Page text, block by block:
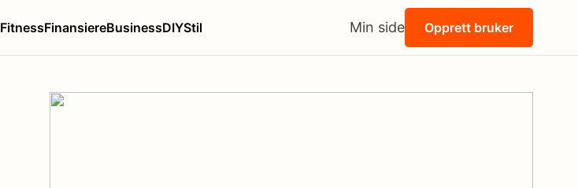
FitnessFinansiereBusinessDIYStil Min side Opprett bruker